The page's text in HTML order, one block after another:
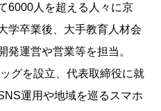
6000人を超える人々に京
学卒業後、大手教育人材会
発運営や営業等を担当。
グを設立、代表取締役に就
運用や地域を巡るスマホ